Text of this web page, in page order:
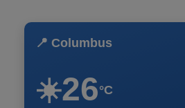
📍 Columbus
☀️26°C